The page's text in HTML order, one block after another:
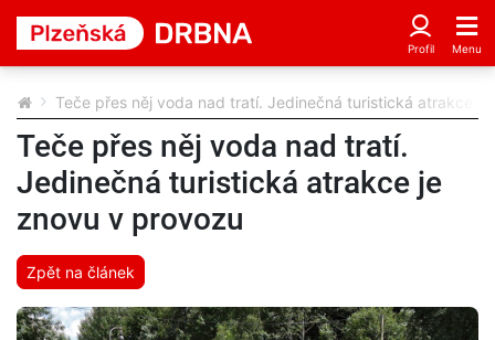
Teče přes něj voda nad tratí. Jedinečná turistická atrakce
Teče přes něj voda nad tratí.
Jedinečná turistická atrakce je
znovu v provozu
Zpět na článek